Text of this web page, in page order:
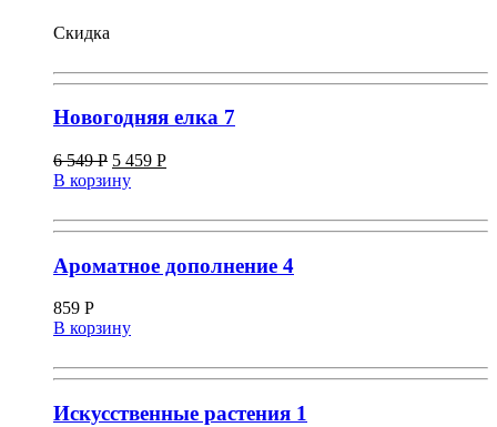
Скидка
Новогодняя елка 7
6 549Р 5 459 Р
В корзину
Ароматное дополнение 4
859 Р
В корзину
Искусственные растения 1